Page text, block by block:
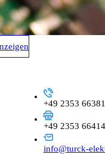
+49 2353
+49 2353
info@turck-